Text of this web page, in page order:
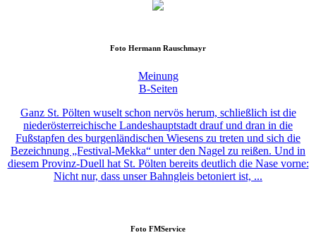
Foto Hermann Rauschmayr
Meinung
B-Seiten
Ganz St. Pölten wuselt schon nervös herum, schließlich ist die
niederösterreichische Landeshauptstadt drauf und dran in die
Fußstapfen des burgenländischen Wiesens zu treten und sich die
Bezeichnung „Festival-Mekka“ unter den Nagel zu reißen. Und in
diesem Provinz-Duell hat St. Pölten bereits deutlich die Nase vorne:
Nicht nur, dass unser Bahngleis betoniert ist, ...
Foto FMService